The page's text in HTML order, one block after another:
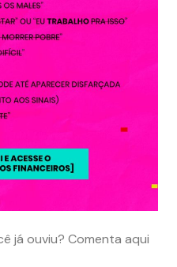
já ouviu? Comenta aqui